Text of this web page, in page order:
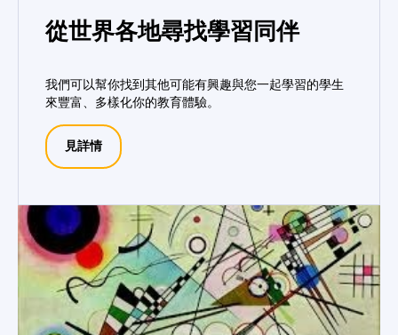
從世界各地尋找學習同伴
我們可以幫你找到其他可能有興趣與您一起學習的學生
來豐富、多樣化你的教育體驗。
見詳情